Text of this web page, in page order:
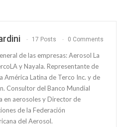
17 Posts 0 Comments
de las empresas: Aerosol La
y Nayala. Representante de
América Latina de Terco Inc. y de
Consultor del Banco Mundial
en aerosoles y Director de
de la Federación
del Aerosol.